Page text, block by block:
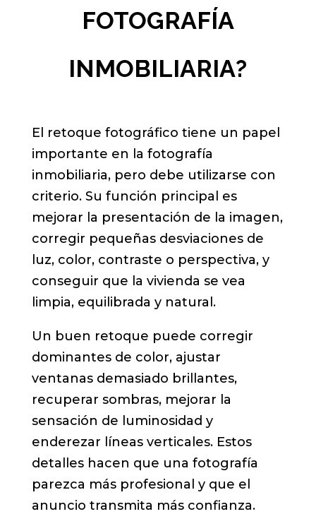
FOTOGRAFÍA
INMOBILIARIA?
El retoque fotográfico tiene un papel
importante en la fotografía
inmobiliaria, pero debe utilizarse con
criterio. Su función principal es
mejorar la presentación de la imagen,
corregir pequeñas desviaciones de
luz, color, contraste o perspectiva, y
conseguir que la vivienda se vea
limpia, equilibrada y natural.
Un buen retoque puede corregir
dominantes de color, ajustar
ventanas demasiado brillantes,
recuperar sombras, mejorar la
sensación de luminosidad y
enderezar líneas verticales. Estos
detalles hacen que una fotografía
parezca más profesional y que el
anuncio transmita más confianza.